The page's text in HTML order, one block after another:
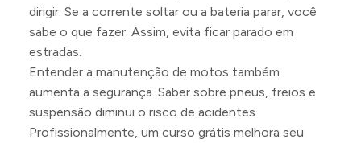
dirigir. Se a corrente soltar ou a bateria parar, você
sabe o que fazer. Assim, evita ficar parado em
estradas.
Entender a manutenção de motos também
aumenta a segurança. Saber sobre pneus, freios e
suspensão diminui o risco de acidentes.
Profissionalmente, um curso grátis melhora seu